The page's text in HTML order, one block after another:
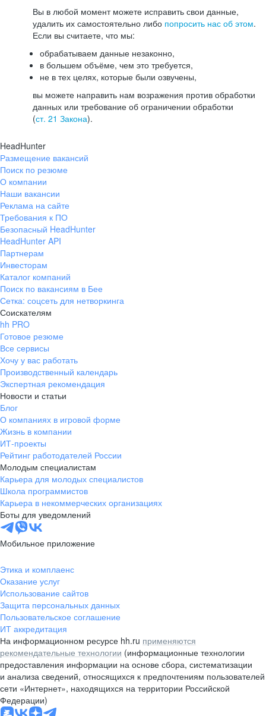
Вы в любой момент можете исправить свои данные,
удалить их самостоятельно либо попросить нас об этом.
Если вы считаете, что мы:
обрабатываем данные незаконно,
в большем объёме, чем это требуется,
не в тех целях, которые были озвучены,
вы можете направить нам возражения против обработки
данных или требование об ограничении обработки
(ст. 21 Закона).
HeadHunter
Размещение вакансий
Поиск по резюме
О компании
Наши вакансии
Реклама на сайте
Требования к ПО
Безопасный HeadHunter
HeadHunter API
Партнерам
Инвесторам
Каталог компаний
Поиск по вакансиям в Бее
Сетка: соцсеть для нетворкинга
Соискателям
hh PRO
Готовое резюме
Все сервисы
Хочу у вас работать
Производственный календарь
Экспертная рекомендация
Новости и статьи
Блог
О компаниях в игровой форме
Жизнь в компании
ИТ-проекты
Рейтинг работодателей России
Молодым специалистам
Карьера для молодых специалистов
Школа программистов
Карьера в некоммерческих организациях
Боты для уведомлений
Мобильное приложение
Этика и комплаенс
Оказание услуг
Использование сайтов
Защита персональных данных
Пользовательское соглашение
ИТ аккредитация
На информационном ресурсе hh.ru применяются
рекомендательные технологии (информационные технологии
предоставления информации на основе сбора, систематизации
и анализа сведений, относящихся к предпочтениям пользователей
сети «Интернет», находящихся на территории Российской
Федерации)